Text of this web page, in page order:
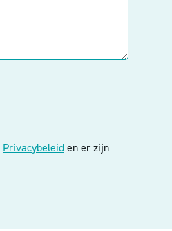
Privacybeleiden er zijn